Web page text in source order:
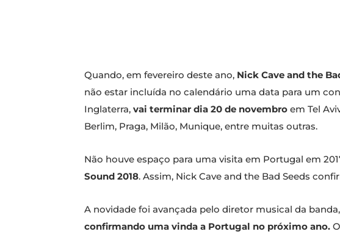
Quando, em fevereiro deste ano, Nick Cave and the
não estar incluída no calendário uma data para um
Inglaterra, vai terminar dia 20 de novembro em Tel
Berlim, Praga, Milão, Munique, entre muitas outras.
Não houve espaço para uma visita em Portugal em
Sound 2018. Assim, Nick Cave and the Bad Seeds
A novidade foi avançada pelo diretor musical da banda,
confirmando uma vinda a Portugal no próximo ano.